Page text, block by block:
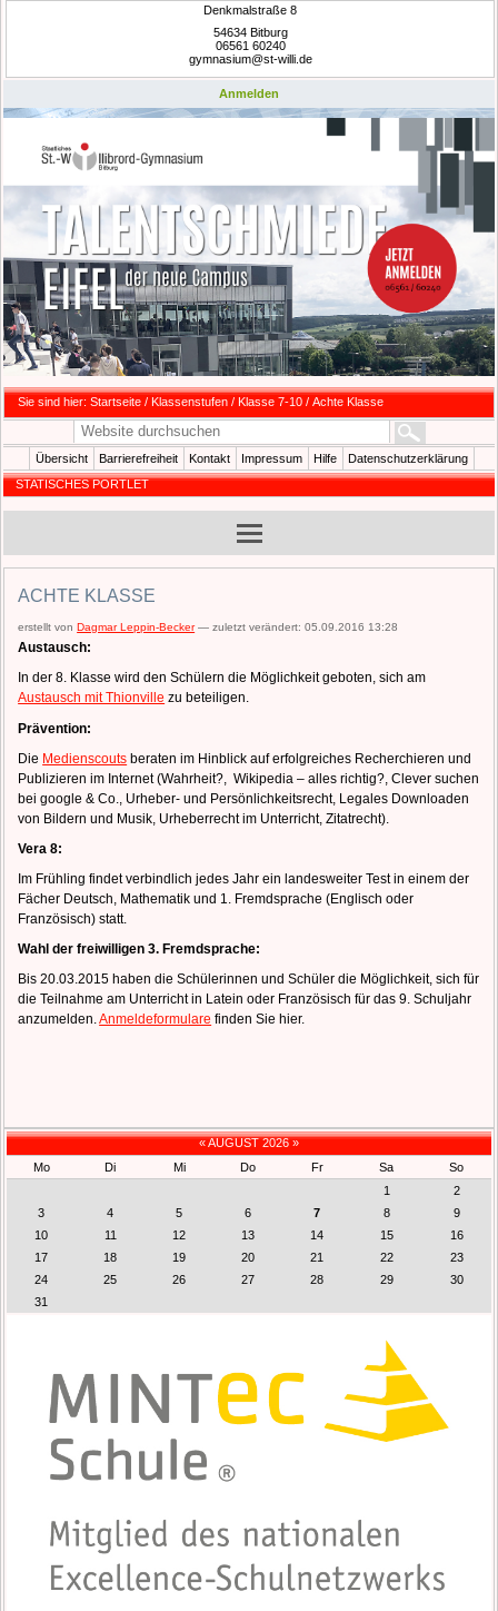
Denkmalstraße 8
54634 Bitburg
06561 60240
gymnasium@st-willi.de
Anmelden
Sie sind hier: Startseite / Klassenstufen / Klasse 7-10 / Achte Klasse
Übersicht Barrierefreiheit Kontakt Impressum Hilfe
Datenschutzerklärung
STATISCHES PORTLET
ACHTE KLASSE
erstellt von Dagmar Leppin-Becker—zuletzt verändert: 05.09.2016 13:28
Austausch:
In der 8. Klasse wird den Schülern die Möglichkeit geboten, sich am
Austausch mit Thionville zu beteiligen.
Prävention:
Die Medienscouts beraten im Hinblick auf erfolgreiches Recherchieren und
Publizieren im Internet (Wahrheit?, Wikipedia – alles richtig?, Clever suchen
bei google & Co., Urheber- und Persönlichkeitsrecht, Legales Downloaden
von Bildern und Musik, Urheberrecht im Unterricht, Zitatrecht).
Vera 8:
Im Frühling findet verbindlich jedes Jahr ein landesweiter Test in einem der
Fächer Deutsch, Mathematik und 1. Fremdsprache (Englisch oder
Französisch) statt.
Wahl der freiwilligen 3. Fremdsprache:
Bis 20.03.2015 haben die Schülerinnen und Schüler die Möglichkeit, sich für
die Teilnahme am Unterricht in Latein oder Französisch für das 9. Schuljahr
anzumelden.Anmeldeformulare finden Sie hier.
«AUGUST 2026 »
Mo
Di Mi Do Fr Sa
So
1
2
3
4 5 6 7 8
9
10
11 12 13 14 15
16
17
18 19 20 21 22
23
24
25 26 27 28 29
30
31